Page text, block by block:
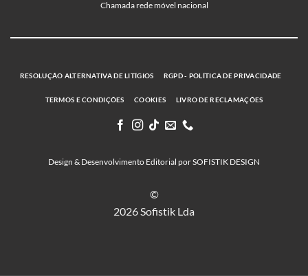
Chamada rede móvel nacional
RESOLUÇÃO ALTERNATIVA DE LITÍGIOS RGPD - POLÍTICA DE PRIVACIDADE
TERMOS E CONDIÇÕES COOKIES LIVRO DE RECLAMAÇÕES
Design & Desenvolvimento Editorial por SOFISTIK DESIGN
©
2026 Sofistik Lda